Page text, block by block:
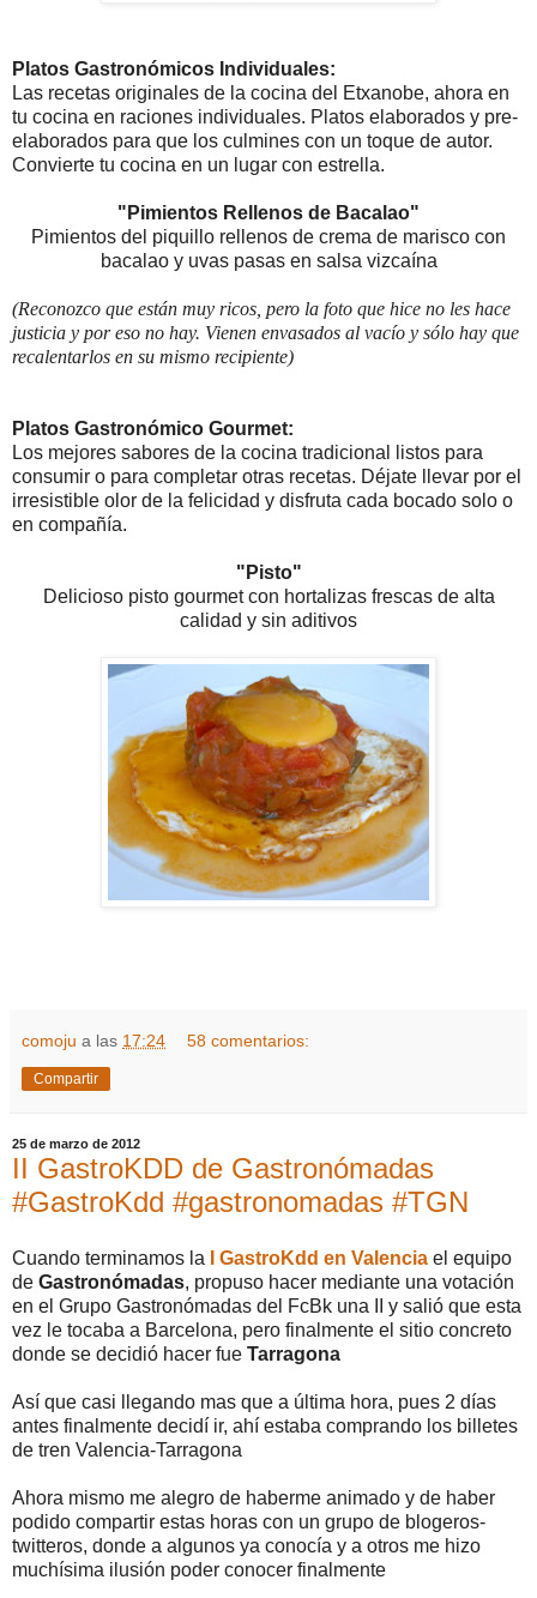
Platos Gastronómicos Individuales:
Las recetas originales de la cocina del Etxanobe, ahora en
tu cocina en raciones individuales. Platos elaborados y pre-
elaborados para que los culmines con un toque de autor.
Convierte tu cocina en un lugar con estrella.
"Pimientos Rellenos de Bacalao"
Pimientos del piquillo rellenos de crema de marisco con
bacalao y uvas pasas en salsa vizcaína
(Reconozco que están muy ricos, pero la foto que hice no les hace
justicia y por eso no hay. Vienen envasados al vacío y sólo hay que
recalentarlos en su mismo recipiente)
Platos Gastronómico Gourmet:
Los mejores sabores de la cocina tradicional listos para
consumir o para completar otras recetas. Déjate llevar por el
irresistible olor de la felicidad y disfruta cada bocado solo o
en compañía.
"Pisto"
Delicioso pisto gourmet con hortalizas frescas de alta
calidad y sin aditivos
comoju a las 17:24 58 comentarios:
Compartir
25 de marzo de 2012
II GastroKDD de Gastronómadas
#GastroKdd #gastronomadas #TGN
Cuando terminamos la I GastroKdd en Valencia el equipo
de Gastronómadas, propuso hacer mediante una votación
en el Grupo Gastronómadas del FcBk una II y salió que esta
vez le tocaba a Barcelona, pero finalmente el sitio concreto
donde se decidió hacer fue Tarragona
Así que casi llegando mas que a última hora, pues 2 días
antes finalmente decidí ir, ahí estaba comprando los billetes
de tren Valencia-Tarragona
Ahora mismo me alegro de haberme animado y de haber
podido compartir estas horas con un grupo de blogeros-
twitteros, donde a algunos ya conocía y a otros me hizo
muchísima ilusión poder conocer finalmente